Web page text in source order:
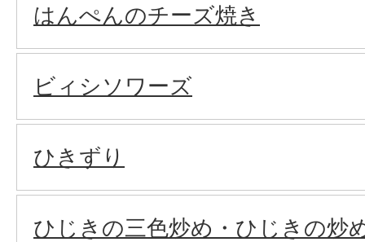
はんぺんのチーズ焼き
ビィシソワーズ
ひきずり
ひじきの三色炒め・ひじきの炒